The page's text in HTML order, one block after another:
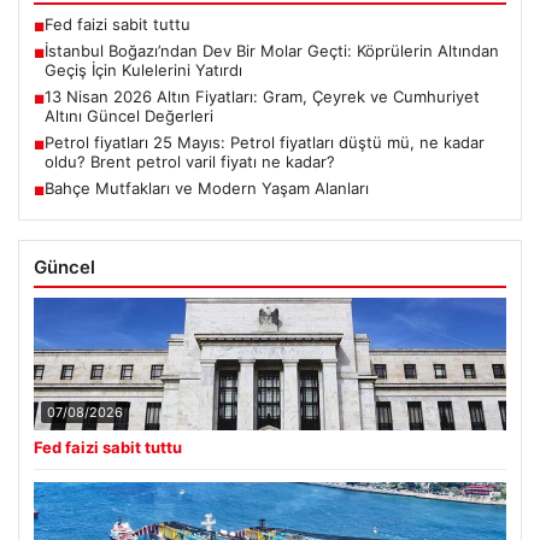
■Fed faizi sabit tuttu
■İstanbul Boğazı’ndan Dev Bir Molar Geçti: Köprülerin Altından
Geçiş İçin Kulelerini Yatırdı
■13 Nisan 2026 Altın Fiyatları: Gram, Çeyrek ve Cumhuriyet
Altını Güncel Değerleri
■Petrol fiyatları 25 Mayıs: Petrol fiyatları düştü mü, ne kadar
oldu? Brent petrol varil fiyatı ne kadar?
■Bahçe Mutfakları ve Modern Yaşam Alanları
Güncel
07/08/2026
Fed faizi sabit tuttu